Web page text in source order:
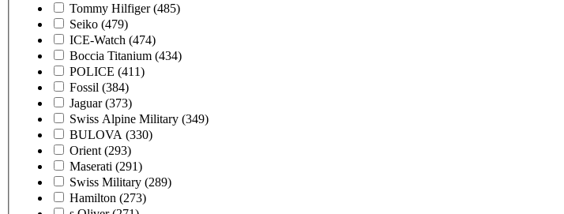
Tommy Hilfiger (485)
Seiko (479)
ICE-Watch (474)
Boccia Titanium (434)
POLICE (411)
Fossil (384)
Jaguar (373)
Swiss Alpine Military (349)
BULOVA (330)
Orient (293)
Maserati (291)
Swiss Military (289)
Hamilton (273)